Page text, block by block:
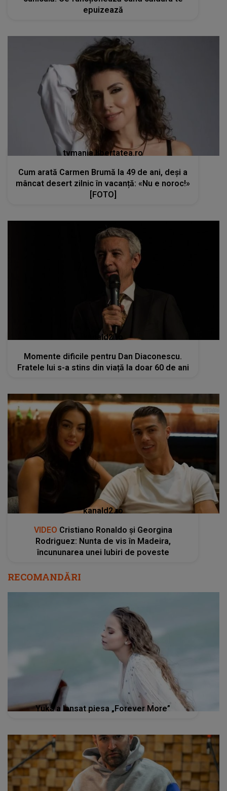
epuizează
tvmania.libertatea.ro
Cum arată Carmen Brumă la 49 de ani, deși a
mâncat desert zilnic în vacanță: «Nu e noroc!»
[FOTO]
kanald2.ro
Momente dificile pentru Dan Diaconescu.
Fratele lui s-a stins din viață la doar 60 de ani
kanald2.ro
VIDEO Cristiano Ronaldo și Georgina
Rodriguez: Nunta de vis în Madeira,
încununarea unei Iubiri de poveste
RECOMANDĂRI
Yuka a lansat piesa „Forever More”